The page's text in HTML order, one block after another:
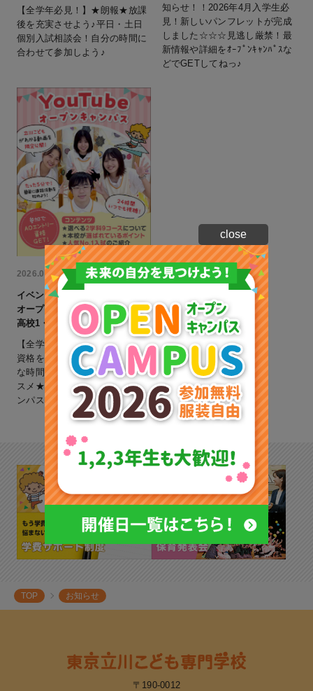
【全学年必見！】★朗報★放課
後を充実させよう♪平日・土日
個別入試相談会！自分の時間に
合わせて参加しよう♪
知らせ！！2026年4月入学生必
見！新しいパンフレットが完成
しました☆☆☆見逃し厳禁！最
新情報や詳細をｵｰﾌﾟﾝｷｬﾝﾊﾟｽな
どでGETしてねっ♪
2026.08.02 NEW
イベント情報
オープンキャンパス
高校1・2・3年生・再進学の方へ
【全学年対象】AOエントリー
資格をGetできる！自宅で好き
な時間に進路活動したい方オス
スメ★【YouTubeオープンキャ
ンパス】
TOP お知らせ
〒190-0012
close